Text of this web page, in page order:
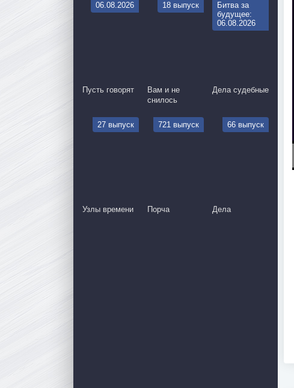
06.08.2026
Пусть говорят
18 выпуск
Вам и не
снилось
Битва за
будущее:
06.08.2026
Дела судебные
27 выпуск
Узлы времени
721 выпуск
Порча
66 выпуск
Дела